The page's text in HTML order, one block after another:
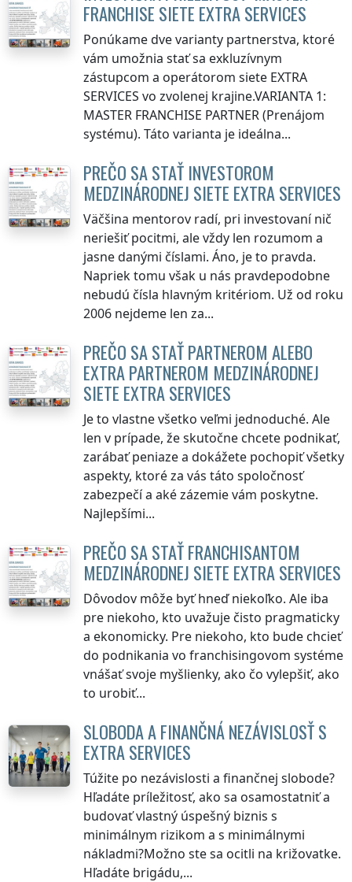
FRANCHISE SIETE EXTRA SERVICES
Ponúkame dve varianty partnerstva, ktoré
vám umožnia stať sa exkluzívnym
zástupcom a operátorom siete EXTRA
SERVICES vo zvolenej krajine.VARIANTA 1:
MASTER FRANCHISE PARTNER (Prenájom
systému). Táto varianta je ideálna...
PREČO SA STAŤ INVESTOROM
MEDZINÁRODNEJ SIETE EXTRA SERVICES
Väčšina mentorov radí, pri investovaní nič
neriešiť pocitmi, ale vždy len rozumom a
jasne danými číslami. Áno, je to pravda.
Napriek tomu však u nás pravdepodobne
nebudú čísla hlavným kritériom. Už od roku
2006 nejdeme len za...
PREČO SA STAŤ PARTNEROM ALEBO
EXTRA PARTNEROM MEDZINÁRODNEJ
SIETE EXTRA SERVICES
Je to vlastne všetko veľmi jednoduché. Ale
len v prípade, že skutočne chcete podnikať,
zarábať peniaze a dokážete pochopiť všetky
aspekty, ktoré za vás táto spoločnosť
zabezpečí a aké zázemie vám poskytne.
Najlepšími...
PREČO SA STAŤ FRANCHISANTOM
MEDZINÁRODNEJ SIETE EXTRA SERVICES
Dôvodov môže byť hneď niekoľko. Ale iba
pre niekoho, kto uvažuje čisto pragmaticky
a ekonomicky. Pre niekoho, kto bude chcieť
do podnikania vo franchisingovom systéme
vnášať svoje myšlienky, ako čo vylepšiť, ako
to urobiť...
SLOBODA A FINANČNÁ NEZÁVISLOSŤ S
EXTRA SERVICES
Túžite po nezávislosti a finančnej slobode?
Hľadáte príležitosť, ako sa osamostatniť a
budovať vlastný úspešný biznis s
minimálnym rizikom a s minimálnymi
nákladmi?Možno ste sa ocitli na križovatke.
Hľadáte brigádu,...